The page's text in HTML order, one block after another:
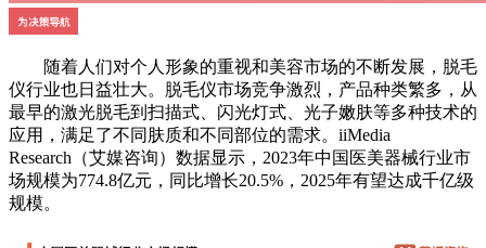
随着人们对个人形象的重视和美容市场的不断发展，脱毛
仪行业也日益壮大。脱毛仪市场竞争激烈，产品种类繁多，从
最早的激光脱毛到扫描式、闪光灯式、光子嫩肤等多种技术的
应用，满足了不同肤质和不同部位的需求。iiMedia
Research（艾媒咨询）数据显示，2023年中国医美器械行业市
场规模为774.8亿元，同比增长20.5%，2025年有望达成千亿级
规模。